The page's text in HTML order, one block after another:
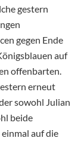
gestern
gegen Ende
auf
offenbarten.
erneut
sowohl Julian
beide
auf die